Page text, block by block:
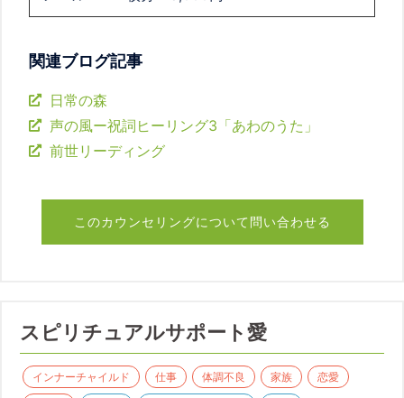
関連ブログ記事
日常の森
声の風ー祝詞ヒーリング3「あわのうた」
前世リーディング
このカウンセリングについて問い合わせる
スピリチュアルサポート愛
インナーチャイルド 仕事 体調不良 家族 恋愛